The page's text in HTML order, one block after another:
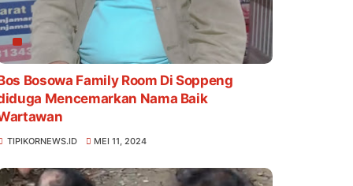
Bosowa Family Room Di Soppeng
Mencemarkan Nama Baik
TIPIKORNEWS.ID MEI 11, 2024